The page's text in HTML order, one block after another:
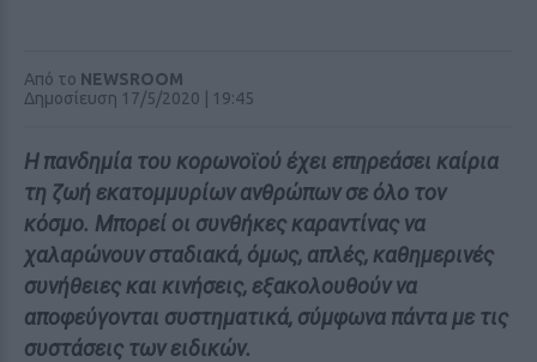
Από το NEWSROOM
Δημοσίευση 17/5/2020 | 19:45
Η πανδημία του κορωνοϊού έχει επηρεάσει καίρια
τη ζωή εκατομμυρίων ανθρώπων σε όλο τον
κόσμο. Μπορεί οι συνθήκες καραντίνας να
χαλαρώνουν σταδιακά, όμως, απλές, καθημερινές
συνήθειες και κινήσεις, εξακολουθούν να
αποφεύγονται συστηματικά, σύμφωνα πάντα με τις
συστάσεις των ειδικών.